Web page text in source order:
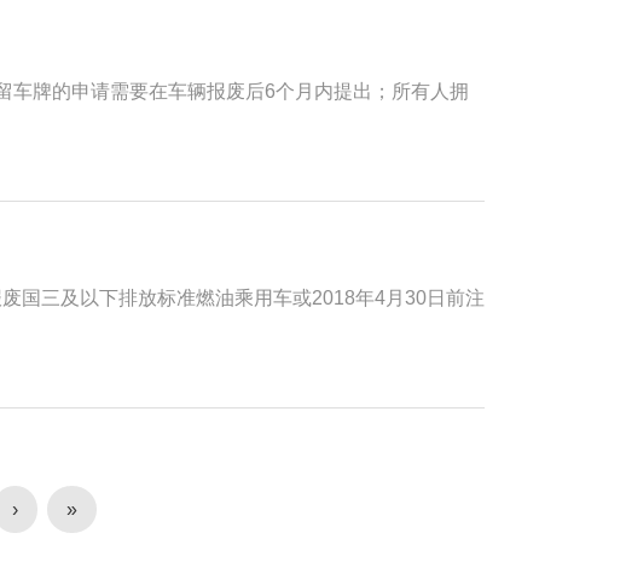
牌的申请需要在车辆报废后6个月内提出；所有人拥
国三及以下排放标准燃油乘用车或2018年4月30日前注
› »